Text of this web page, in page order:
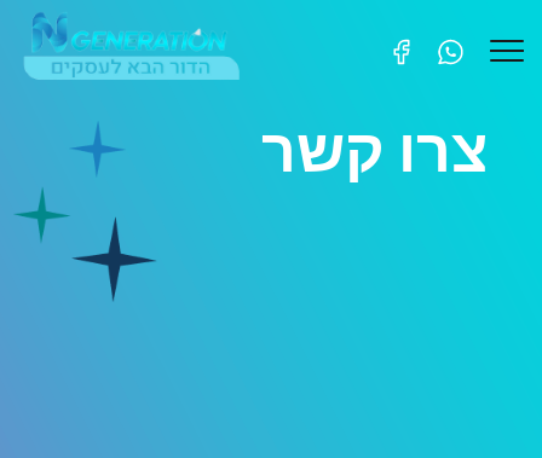
צרו קשר